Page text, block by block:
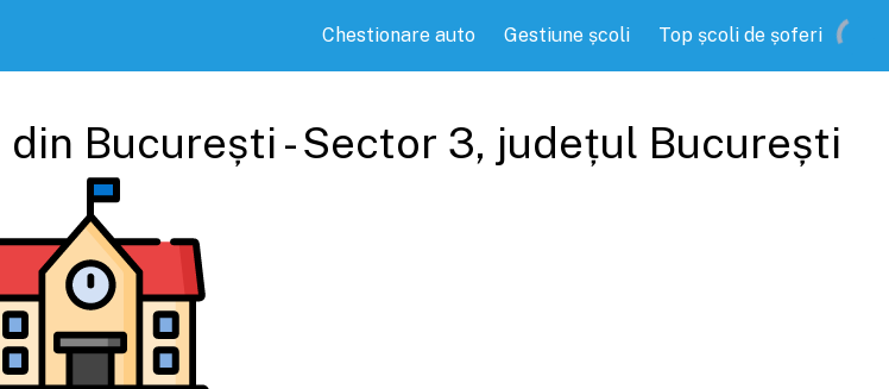
Chestionare auto Gestiune școli Top școli de șoferi
din București - Sector 3, județul București